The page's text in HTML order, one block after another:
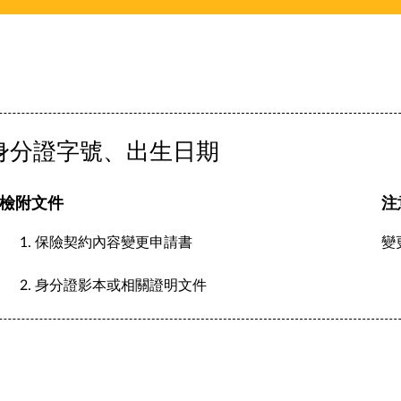
分證字號、出生日期
檢附文件
保險契約內容變更申請書
身分證影本或相關證明文件
注
變